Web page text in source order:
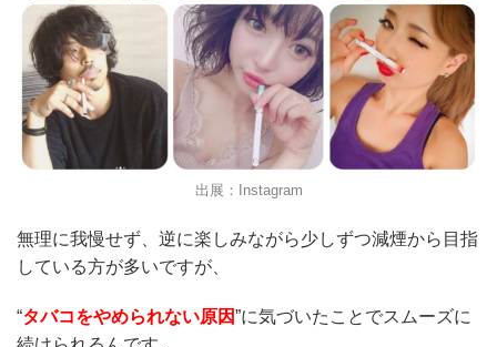
出展：Instagram
無理に我慢せず、逆に楽しみながら少しずつ減煙から目指
している方が多いですが、
“タバコをやめられない原因”に気づいたことでスムーズに